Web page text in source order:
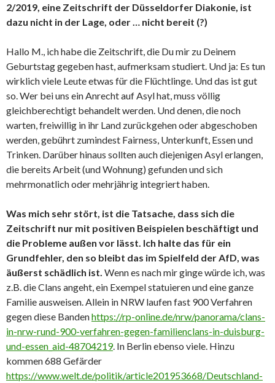
2/2019, eine Zeitschrift der Düsseldorfer Diakonie, ist
dazu nicht in der Lage, oder … nicht bereit (?)
Hallo M., ich habe die Zeitschrift, die Du mir zu Deinem
Geburtstag gegeben hast, aufmerksam studiert. Und ja: Es tun
wirklich viele Leute etwas für die Flüchtlinge. Und das ist gut
so. Wer bei uns ein Anrecht auf Asyl hat, muss völlig
gleichberechtigt behandelt werden. Und denen, die noch
warten, freiwillig in ihr Land zurückgehen oder abgeschoben
werden, gebührt zumindest Fairness, Unterkunft, Essen und
Trinken. Darüber hinaus sollten auch diejenigen Asyl erlangen,
die bereits Arbeit (und Wohnung) gefunden und sich
mehrmonatlich oder mehrjährig integriert haben.
Was mich sehr stört, ist die Tatsache, dass sich die
Zeitschrift nur mit positiven Beispielen beschäftigt und
die Probleme außen vor lässt. Ich halte das für ein
Grundfehler, den so bleibt das im Spielfeld der AfD, was
äußerst schädlich ist. Wenn es nach mir ginge würde ich, was
z.B. die Clans angeht, ein Exempel statuieren und eine ganze
Familie ausweisen. Allein in NRW laufen fast 900 Verfahren
gegen diese Bandenhttps://rp-online.de/nrw/panorama/clans-
in-nrw-rund-900-verfahren-gegen-familienclans-in-duisburg-
und-essen_aid-48704219. In Berlin ebenso viele. Hinzu
kommen 688 Gefärder
https://www.welt.de/politik/article201953668/Deutschland-